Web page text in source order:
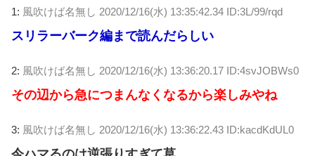
1: 風吹けば名無し 2020/12/16(水) 13:35:42.34 ID:3L/99/rqd
スリラーバーク編まで読んだらしい
2: 風吹けば名無し 2020/12/16(水) 13:36:20.17 ID:4svJOBWs0
その辺から急につまんなくなるから楽しみやね
3: 風吹けば名無し 2020/12/16(水) 13:36:22.43 ID:kacdKdUL0